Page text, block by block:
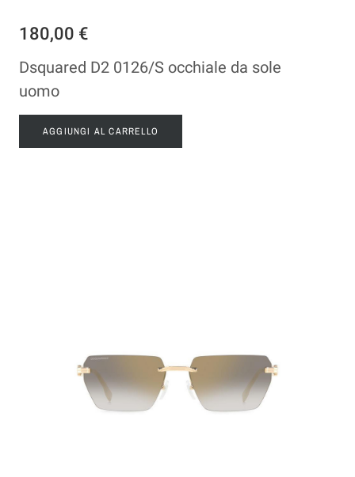
180,00 €
Dsquared D2 0126/S occhiale da sole
uomo
AGGIUNGI AL CARRELLO